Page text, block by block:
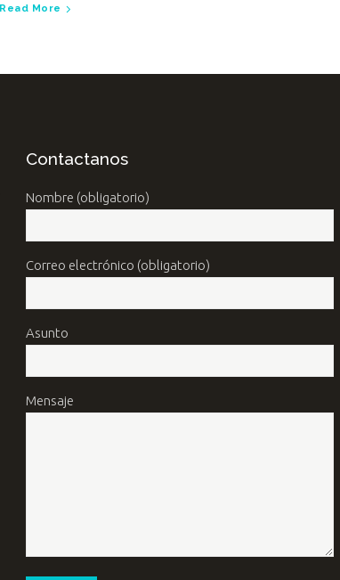
Read More
Contactanos
Nombre (obligatorio)
Correo electrónico (obligatorio)
Asunto
Mensaje